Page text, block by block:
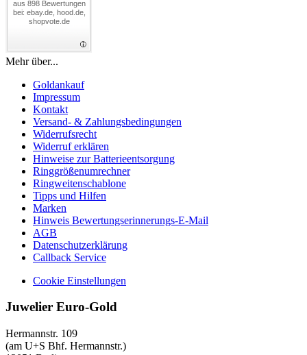
aus 898 Bewertungen
bei: ebay.de, hood.de,
shopvote.de
Mehr über...
Goldankauf
Impressum
Kontakt
Versand- & Zahlungsbedingungen
Widerrufsrecht
Widerruf erklären
Hinweise zur Batterieentsorgung
Ringgrößenumrechner
Ringweitenschablone
Tipps und Hilfen
Marken
Hinweis Bewertungserinnerungs-E-Mail
AGB
Datenschutzerklärung
Callback Service
Cookie Einstellungen
Juwelier Euro-Gold
Hermannstr. 109
(am U+S Bhf. Hermannstr.)